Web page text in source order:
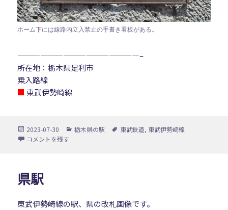
ホーム下には線路内立入禁止の手書き看板がある。
————————————————–
所在地：栃木県足利市
乗入路線
■ 東武伊勢崎線
投
稿
2023-07-30
カ
栃木県の駅
タ
東武鉄道, 東武伊勢崎線
福居駅 に
コメントを残す
県駅
東武伊勢崎線の駅、県の改札画像です。